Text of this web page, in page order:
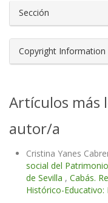
Sección
Copyright Information
Artículos más
autor/a
Cristina Yanes
social del
de Sevilla , Cabás.
Histórico-Educativo: